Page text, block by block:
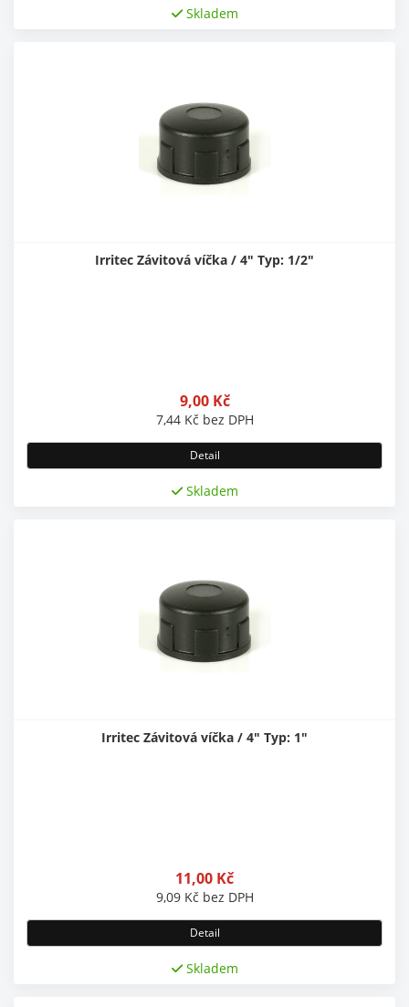
Skladem
Irritec Závitová víčka / 4" Typ: 1/2"
9,00 Kč
7,44 Kč bez DPH
Detail
Skladem
Irritec Závitová víčka / 4" Typ: 1"
11,00 Kč
9,09 Kč bez DPH
Detail
Skladem